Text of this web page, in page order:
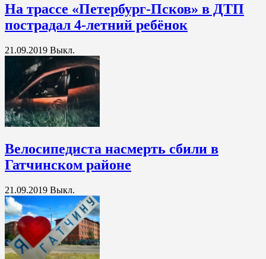
На трассе «Петербург-Псков» в ДТП
пострадал 4-летний ребёнок
21.09.2019 Выкл.
Велосипедиста насмерть сбили в
Гатчинском районе
21.09.2019 Выкл.